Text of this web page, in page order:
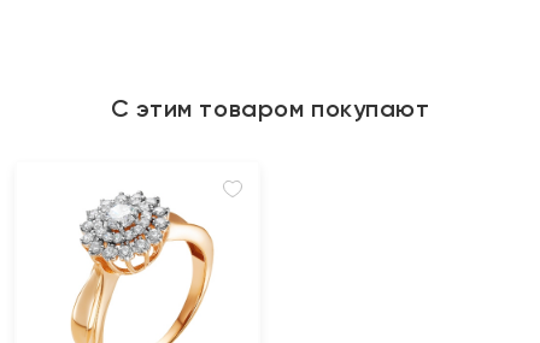
С этим товаром покупают